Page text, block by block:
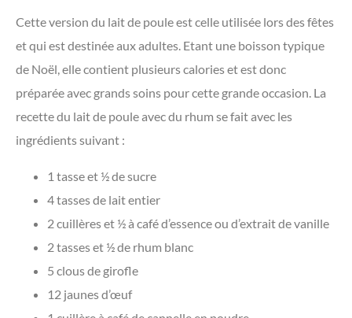
Cette version du lait de poule est celle utilisée lors des fêtes
et qui est destinée aux adultes. Etant une boisson typique
de Noël, elle contient plusieurs calories et est donc
préparée avec grands soins pour cette grande occasion. La
recette du lait de poule avec du rhum se fait avec les
ingrédients suivant :
1 tasse et ½ de sucre
4 tasses de lait entier
2 cuillères et ½ à café d’essence ou d’extrait de vanille
2 tasses et ½ de rhum blanc
5 clous de girofle
12 jaunes d’œuf